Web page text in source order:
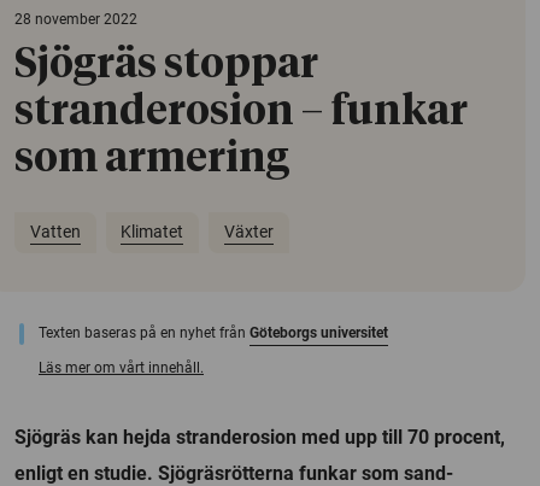
28 november 2022
Sjögräs stoppar
stranderosion – funkar
som armering
Vatten Klimatet Växter
Texten baseras på en nyhet från Göteborgs universitet
Läs mer om vårt innehåll.
Sjögräs kan hejda stranderosion med upp till 70 procent,
enligt en studie. Sjögräsrötterna funkar som sand-